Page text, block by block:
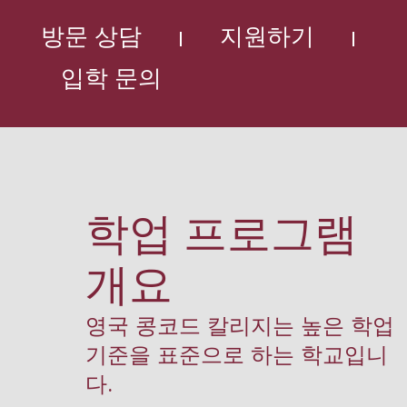
방문 상담
지원하기
입학 문의
학업 프로그램
개요
영국 콩코드 칼리지는 높은 학업
기준을 표준으로 하는 학교입니
다.